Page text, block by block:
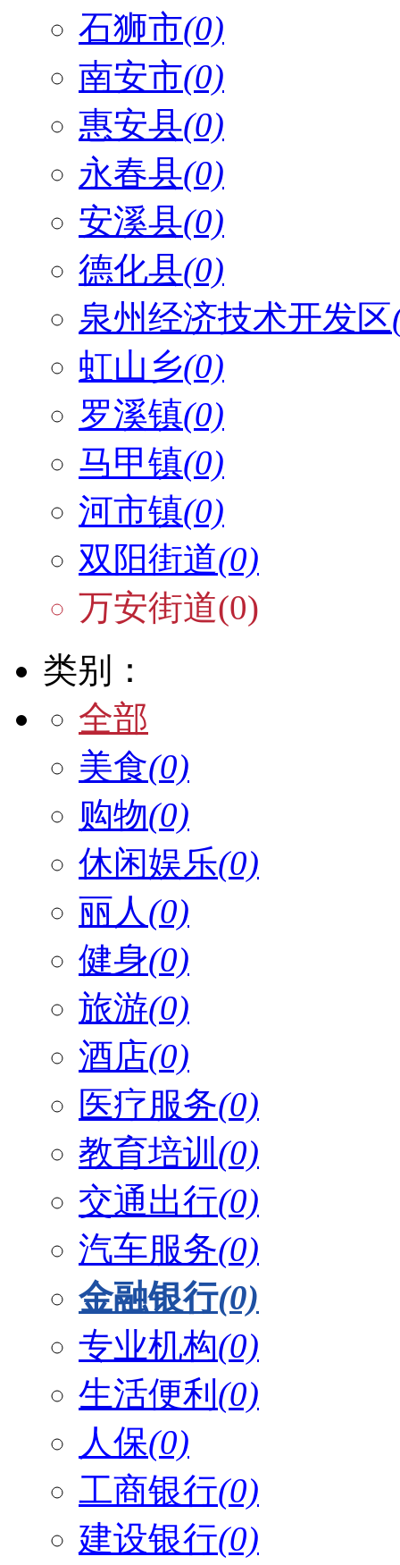
石狮市(0)
南安市(0)
惠安县(0)
永春县(0)
安溪县(0)
德化县(0)
泉州经济技术开发区
虹山乡(0)
罗溪镇(0)
马甲镇(0)
河市镇(0)
双阳街道(0)
万安街道(0)
类别：
全部
美食(0)
购物(0)
休闲娱乐(0)
丽人(0)
健身(0)
旅游(0)
酒店(0)
医疗服务(0)
教育培训 (0)
交通出行(0)
汽车服务(0)
金融银行(0)
专业机构(0)
生活便利 (0)
人保(0)
工商银行(0)
建设银行(0)